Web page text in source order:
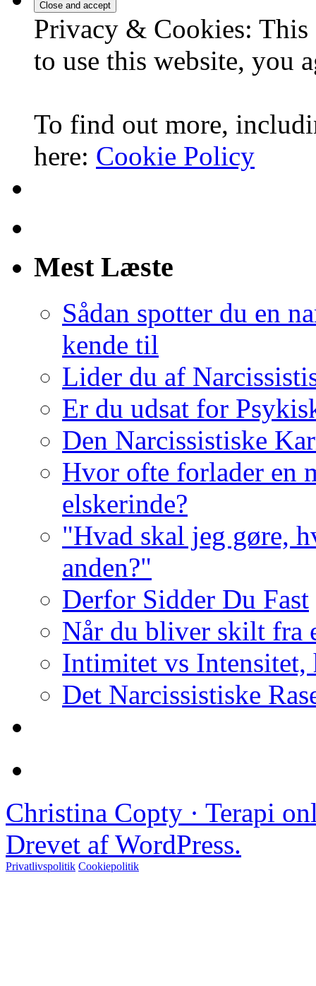
Privacy & Cookies:
to use this website, you
To find out more,
here: Cookie Policy
Mest Læste
Sådan spotter du en
kende til
Lider du af
Er du udsat for
Den Narcissistiske
Hvor ofte forlader en
elskerinde?
"Hvad skal jeg gøre,
anden?"
Derfor Sidder Du Fast
Når du bliver skilt fra
Intimitet vs Intensitet,
Det Narcissistiske
Christina Copty · Terapi
Drevet af WordPress.
Privatlivspolitik Cookiepolitik